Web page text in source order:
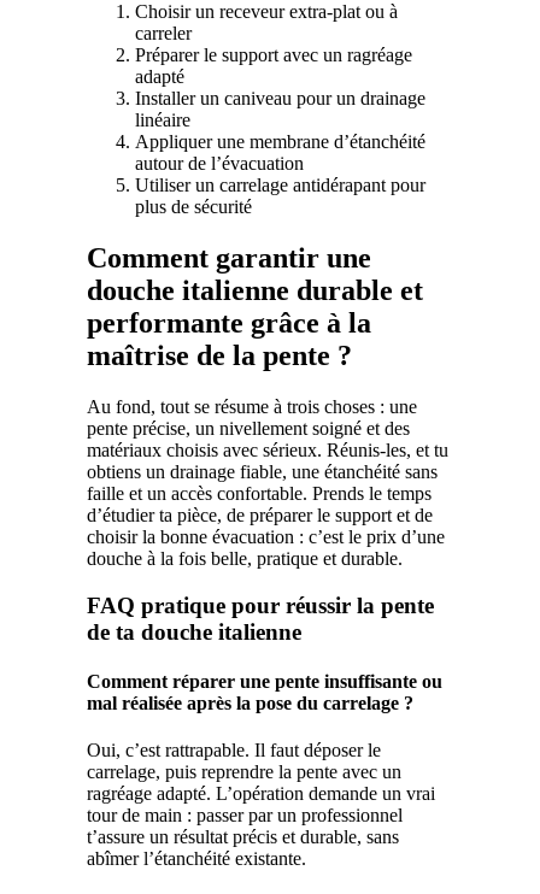
Choisir un receveur extra-plat ou à
carreler
Préparer le support avec un ragréage
adapté
Installer un caniveau pour un drainage
linéaire
Appliquer une membrane d’étanchéité
autour de l’évacuation
Utiliser un carrelage antidérapant pour
plus de sécurité
Comment garantir une
douche italienne durable et
performante grâce à la
maîtrise de la pente ?
Au fond, tout se résume à trois choses : une
pente précise, un nivellement soigné et des
matériaux choisis avec sérieux. Réunis-les, et tu
obtiens un drainage fiable, une étanchéité sans
faille et un accès confortable. Prends le temps
d’étudier ta pièce, de préparer le support et de
choisir la bonne évacuation : c’est le prix d’une
douche à la fois belle, pratique et durable.
FAQ pratique pour réussir la pente
de ta douche italienne
Comment réparer une pente insuffisante ou
mal réalisée après la pose du carrelage ?
Oui, c’est rattrapable. Il faut déposer le
carrelage, puis reprendre la pente avec un
ragréage adapté. L’opération demande un vrai
tour de main : passer par un professionnel
t’assure un résultat précis et durable, sans
abîmer l’étanchéité existante.